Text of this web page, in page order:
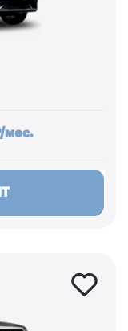
мес.